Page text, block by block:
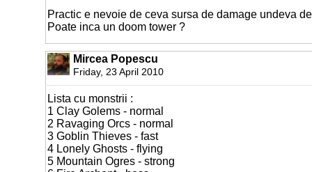
Practic e nevoie de ceva sursa de damage undeva
Poate inca un doom tower ?
Mircea Popescu
Friday, 23 April 2010
Lista cu monstrii :
1 Clay Golems - normal
2 Ravaging Orcs - normal
3 Goblin Thieves - fast
4 Lonely Ghosts - flying
5 Mountain Ogres - strong